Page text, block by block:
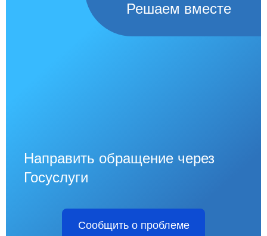
Решаем вместе
Направить обращение через
Госуслуги
Сообщить о проблеме